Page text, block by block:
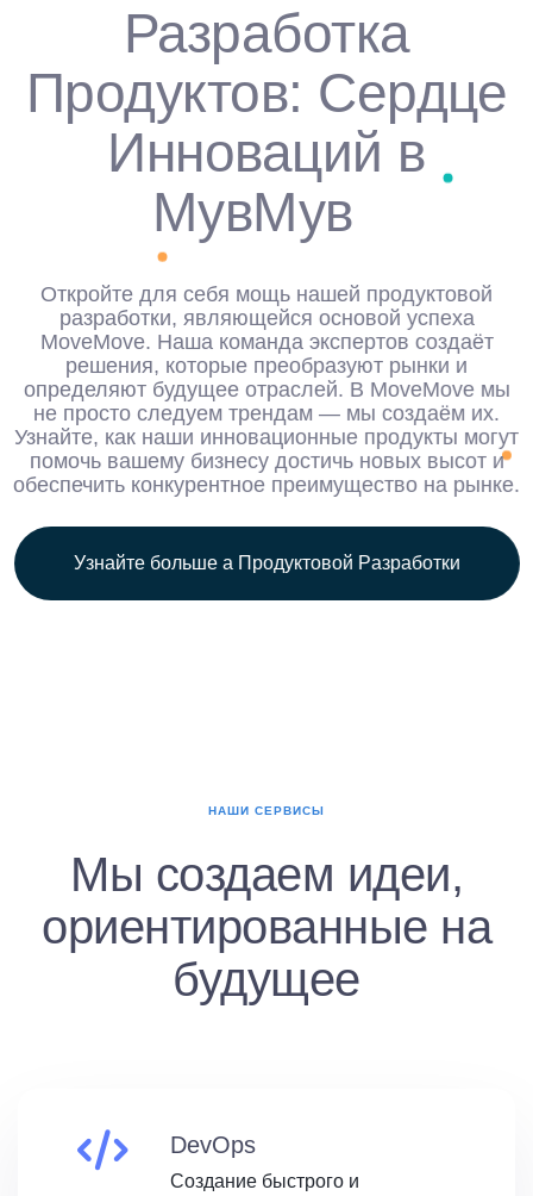
Разработка
Продуктов: Сердце
Инноваций в
МувМув
Откройте для себя мощь нашей продуктовой
разработки, являющейся основой успеха
MoveMove. Наша команда экспертов создаёт
решения, которые преобразуют рынки и
определяют будущее отраслей. В MoveMove мы
не просто следуем трендам — мы создаём их.
Узнайте, как наши инновационные продукты могут
помочь вашему бизнесу достичь новых высот и
обеспечить конкурентное преимущество на рынке.
Узнайте больше а П родуктовой Разработки
НАШИ СЕРВИСЫ
Мы создаем идеи,
ориентированные на
будущее
DevOps
Создание быстрого и